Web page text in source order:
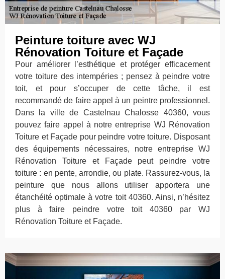
Peinture toiture avec WJ
Rénovation Toiture et Façade
Pour améliorer l’esthétique et protéger efficacement
votre toiture des intempéries ; pensez à peindre votre
toit, et pour s’occuper de cette tâche, il est
recommandé de faire appel à un peintre professionnel.
Dans la ville de Castelnau Chalosse 40360, vous
pouvez faire appel à notre entreprise WJ Rénovation
Toiture et Façade pour peindre votre toiture. Disposant
des équipements nécessaires, notre entreprise WJ
Rénovation Toiture et Façade peut peindre votre
toiture : en pente, arrondie, ou plate. Rassurez-vous, la
peinture que nous allons utiliser apportera une
étanchéité optimale à votre toit 40360. Ainsi, n’hésitez
plus à faire peindre votre toit 40360 par WJ
Rénovation Toiture et Façade.